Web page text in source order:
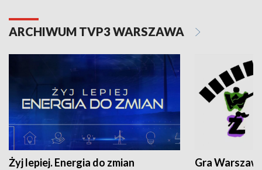
ARCHIWUM TVP3 WARSZAWA
Żyj lepiej. Energia do zmian Gra